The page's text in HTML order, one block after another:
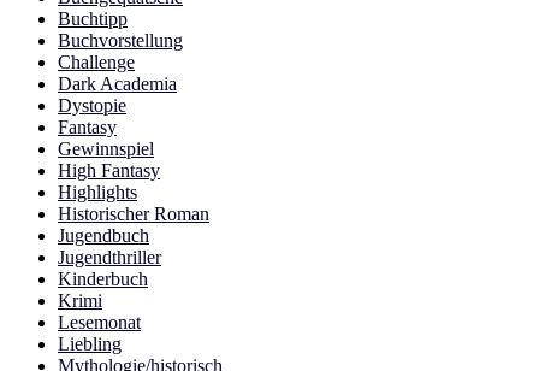
Buchtipp
Buchvorstellung
Challenge
Dark Academia
Dystopie
Fantasy
Gewinnspiel
High Fantasy
Highlights
Historischer Roman
Jugendbuch
Jugendthriller
Kinderbuch
Krimi
Lesemonat
Liebling
Mythologie/historisch